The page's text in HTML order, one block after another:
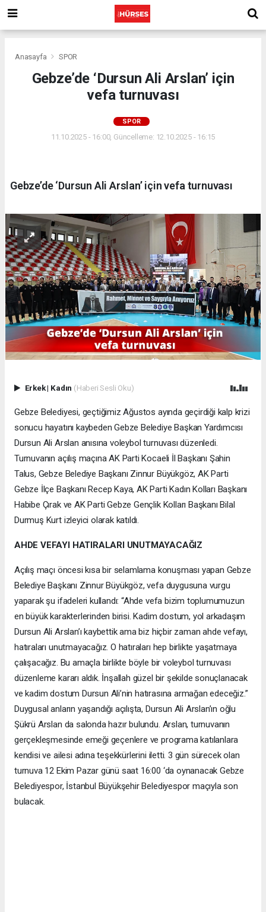
Anasayfa SPOR
Gebze’de ‘Dursun Ali Arslan’ için
vefa turnuvası
SPOR
11.10.2025 - 16:00, Güncelleme: 12.10.2025 - 16:15
Gebze’de ‘Dursun Ali Arslan’ için vefa turnuvası
Erkek| Kadın (Haberi Sesli Oku)
Gebze Belediyesi, geçtiğimiz Ağustos ayında geçirdiği kalp krizi
sonucu hayatını kaybeden Gebze Belediye Başkan Yardımcısı
Dursun Ali Arslan anısına voleybol turnuvası düzenledi.
Turnuvanın açılış maçına AK Parti Kocaeli İl Başkanı Şahin
Talus, Gebze Belediye Başkanı Zinnur Büyükgöz, AK Parti
Gebze İlçe Başkanı Recep Kaya, AK Parti Kadın Kolları Başkanı
Habibe Çırak ve AK Parti Gebze Gençlik Kolları Başkanı Bilal
Durmuş Kurt izleyici olarak katıldı.
AHDE VEFAYI HATIRALARI UNUTMAYACAĞIZ
Açılış maçı öncesi kısa bir selamlama konuşması yapan Gebze
Belediye Başkanı Zinnur Büyükgöz, vefa duygusuna vurgu
yaparak şu ifadeleri kullandı: “Ahde vefa bizim toplumumuzun
en büyük karakterlerinden birisi. Kadim dostum, yol arkadaşım
Dursun Ali Arslan’ı kaybettik ama biz hiçbir zaman ahde vefayı,
hatıraları unutmayacağız. O hatıraları hep birlikte yaşatmaya
çalışacağız. Bu amaçla birlikte böyle bir voleybol turnuvası
düzenleme kararı aldık. İnşallah güzel bir şekilde sonuçlanacak
ve kadim dostum Dursun Ali’nin hatırasına armağan edeceğiz.”
Duygusal anların yaşandığı açılışta, Dursun Ali Arslan’ın oğlu
Şükrü Arslan da salonda hazır bulundu. Arslan, turnuvanın
gerçekleşmesinde emeği geçenlere ve programa katılanlara
kendisi ve ailesi adına teşekkürlerini iletti. 3 gün sürecek olan
turnuva 12 Ekim Pazar günü saat 16:00 ‘da oynanacak Gebze
Belediyespor, İstanbul Büyükşehir Belediyespor maçıyla son
bulacak.